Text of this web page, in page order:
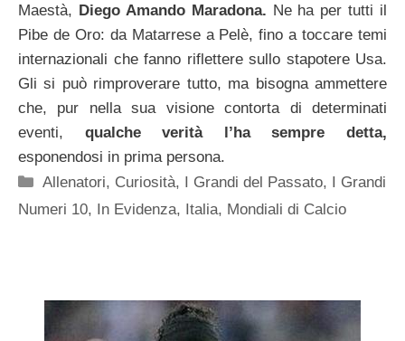
Maestà, Diego Amando Maradona. Ne ha per tutti il
Pibe de Oro: da Matarrese a Pelè, fino a toccare temi
internazionali che fanno riflettere sullo stapotere Usa.
Gli si può rimproverare tutto, ma bisogna ammettere
che, pur nella sua visione contorta di determinati
eventi, qualche verità l’ha sempre detta,
esponendosi in prima persona.
Categorie
Allenatori, Curiosità, I Grandi del Passato, I Grandi
Numeri 10, In Evidenza, Italia, Mondiali di Calcio